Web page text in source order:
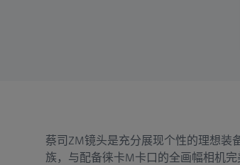
蔡司ZM镜头是充分展现个性的理想装
族，与配备徕卡M卡口的全画幅相机